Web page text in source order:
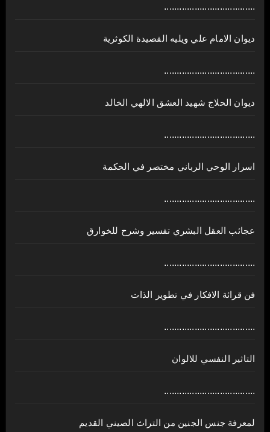
....................................
ديوان الامام علي ويليه القصيدة الكوثرية
....................................
ديوان الحلاج شهيد العشق الالهي الخالد
....................................
اسرار الوحي الرباني مختصر في الحكمة
....................................
عجائب العقل البشري تفسير وشرح للخوارق
....................................
فن قرائة الافكار في تطوير الذات
....................................
التاثير النفسي للالوان
....................................
لمعرفة جنس الجنين من التراث الصيني القديم